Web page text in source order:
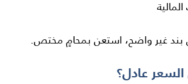
المالية
غير واضح، استعن بمحامٍ مختص.
عادل؟